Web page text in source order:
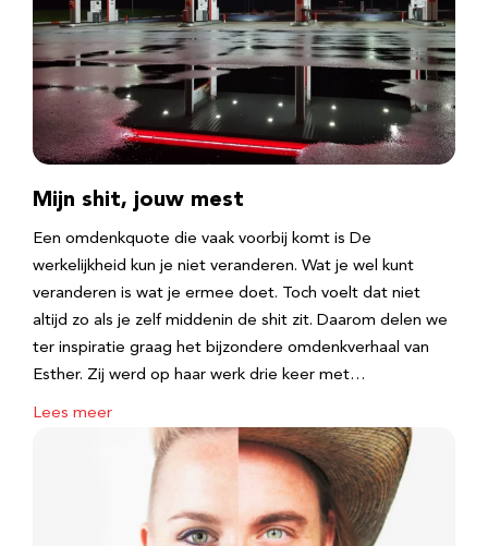
Mijn shit, jouw mest
Een omdenkquote die vaak voorbij komt is De
werkelijkheid kun je niet veranderen. Wat je wel kunt
veranderen is wat je ermee doet. Toch voelt dat niet
altijd zo als je zelf middenin de shit zit. Daarom delen we
ter inspiratie graag het bijzondere omdenkverhaal van
Esther. Zij werd op haar werk drie keer met…
Lees meer